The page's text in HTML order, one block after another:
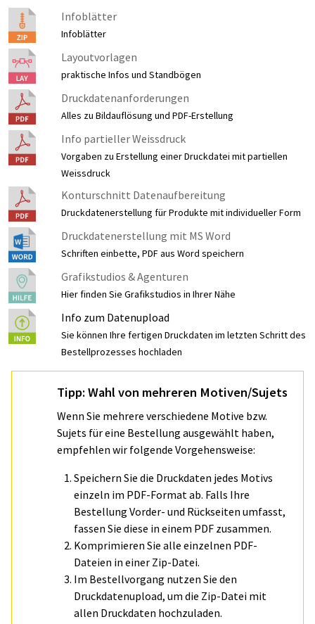
Infoblätter
Infoblätter
Layoutvorlagen
praktische Infos und Standbögen
Druckdatenanforderungen
Alles zu Bildauflösung und PDF-Erstellung
Info partieller Weissdruck
Vorgaben zu Erstellung einer Druckdatei mit partiellen
Weissdruck
Konturschnitt Datenaufbereitung
Druckdatenerstellung für Produkte mit individueller Form
Druckdatenerstellung mit MS Word
Schriften einbette, PDF aus Word speichern
Grafikstudios & Agenturen
Hier finden Sie Grafikstudios in Ihrer Nähe
Info zum Datenupload
Sie können Ihre fertigen Druckdaten im letzten Schritt des
Bestellprozesses hochladen
Tipp: Wahl von mehreren Motiven/Sujets
Wenn Sie mehrere verschiedene Motive bzw.
Sujets für eine Bestellung ausgewählt haben,
empfehlen wir folgende Vorgehensweise:
Speichern Sie die Druckdaten jedes Motivs
einzeln im PDF-Format ab. Falls Ihre
Bestellung Vorder- und Rückseiten umfasst,
fassen Sie diese in einem PDF zusammen.
Komprimieren Sie alle einzelnen PDF-
Dateien in einer Zip-Datei.
Im Bestellvorgang nutzen Sie den
Druckdatenupload, um die Zip-Datei mit
allen Druckdaten hochzuladen.